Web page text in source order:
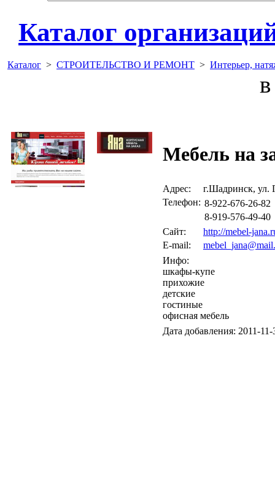
Каталог
Каталог > СТРОИТЕЛЬСТВО И РЕМОНТ > Интерьер,
Мебель на
Адрес:
г.Шадринск, ул.
Телефон: 8-922-676-26-82
8-919-576-49-40
Сайт:
http://mebel-
E-mail:
Инфо:
шкафы-купе
прихожие
детские
гостиные
офисная мебель
Дата добавления: 2011-